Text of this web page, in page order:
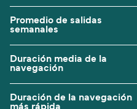
Promedio de salidas
semanales
Duración media de la
navegación
Duración de la navegación
más rápida